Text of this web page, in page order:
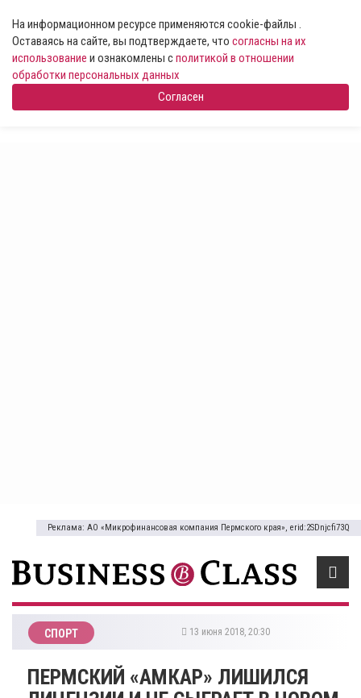
На информационном ресурсе применяются cookie-файлы .
Оставаясь на сайте, вы подтверждаете, что согласны на их
использование и ознакомлены сполитикой в отношении
обработки персональных данных
Согласен
Реклама: АО «Микрофинансовая компания Пермского края», erid:2SDnjcfi73Q
СПОРТ 13 июня 2018, 20:30
ПЕРМСКИЙ «АМКАР» ЛИШИЛСЯ